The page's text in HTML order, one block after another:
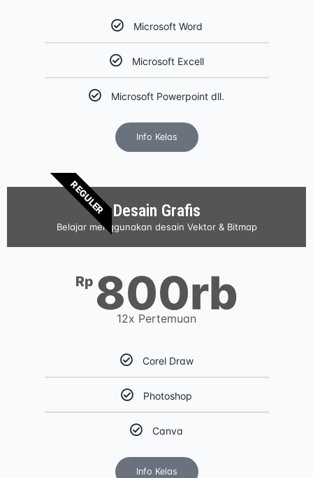
Microsoft Word
Microsoft Excell
Microsoft Powerpoint dll.
Info Kelas
REGULER Desain Grafis
Belajar menggunakan desain Vektor & Bitmap
Rp 800rb
12x Pertemuan
Corel Draw
Photoshop
Canva
Info Kelas